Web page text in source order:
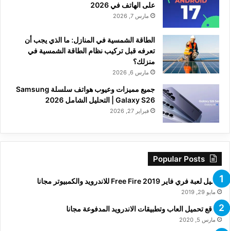
على الهاتف في 2026
مارس 7, 2026
الطاقة الشمسية في المنازل: ما الذي يجب أن
تعرفه قبل تركيب نظام الطاقة الشمسية في
منزلك؟
مارس 6, 2026
جميع مميزات وعيوب هواتف سلسلة Samsung
Galaxy S26 | التحليل الشامل 2026
فبراير 27, 2026
Popular Posts
تحميل لعبة فري فاير Free Fire 2019 للاندرويد والكمبيوتر مجانا
مايو 29, 2019
مواقع تحميل العاب وتطبيقات الاندرويد المدفوعة مجانا
مارس 5, 2020